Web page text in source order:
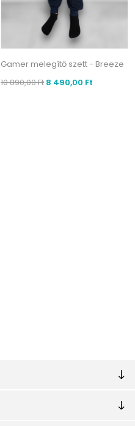
Gamer melegítő szett - Breeze
10 890,00 Ft8 490,00 Ft